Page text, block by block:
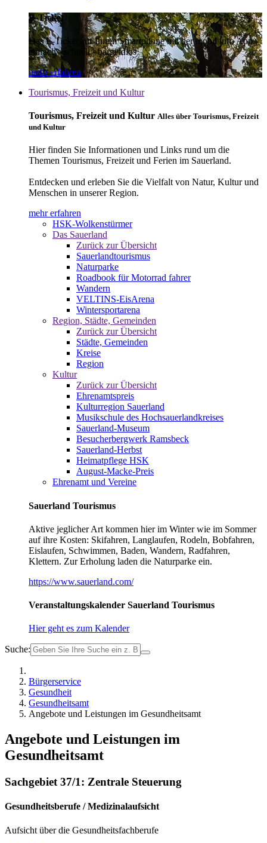
E-Ticket
Das E-Ticket auf Ihrem Smartphone mit der mobil info App -
einfach - schnell - bargeldlos
mehr erfahren
Tourismus, Freizeit und Kultur
Tourismus, Freizeit und Kultur Alles über Tourismus, Freizeit
und Kultur
Hier finden Sie Informationen und Links rund um die
Themen Tourismus, Freizeit und Ferien im Sauerland.
Entdecken und erleben Sie die Vielfalt von Natur, Kultur und
Menschen in unserer Region.
mehr erfahren
HSK-Wolkenstürmer
Das Sauerland
Zurück zur Übersicht
Sauerlandtourismus
Naturparke
Roadbook für Motorrad fahrer
Wandern
VELTINS-EisArena
Wintersportarena
Region, Städte, Gemeinden
Zurück zur Übersicht
Städte, Gemeinden
Kreise
Region
Kultur
Zurück zur Übersicht
Ehrenamtspreis
Kulturregion Sauerland
Musikschule des Hochsauerlandkreises
Sauerland-Museum
Besucherbergwerk Ramsbeck
Sauerland-Herbst
Heimatpflege HSK
August-Macke-Preis
Ehrenamt und Vereine
Sauerland Tourismus
Aktive jeglicher Art kommen hier im Winter wie im Sommer
auf ihre Kosten: Skifahren, Langlaufen, Rodeln, Bobfahren,
Eislaufen, Schwimmen, Baden, Wandern, Radfahren,
Klettern. Zur Erholung laden die Naturparke ein.
https://www.sauerland.com/
Veranstaltungskalender Sauerland Tourismus
Hier geht es zum Kalender
Suche:
Bürgerservice
Gesundheit
Gesundheitsamt
Angebote und Leistungen im Gesundheitsamt
Angebote und Leistungen im
Gesundheitsamt
Sachgebiet 37/1: Zentrale Steuerung
Gesundheitsberufe / Medizinalaufsicht
Aufsicht über die Gesundheitsfachberufe